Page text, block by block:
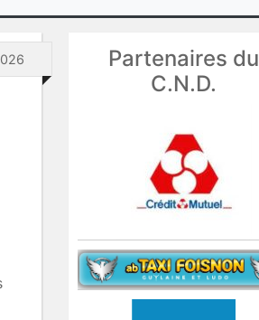
Partenaires du
C.N.D.